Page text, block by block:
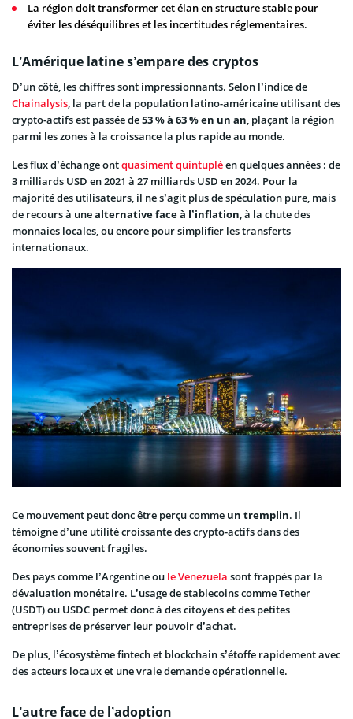
La région doit transformer cet élan en structure stable pour
éviter les déséquilibres et les incertitudes réglementaires.
L’Amérique latine s’empare des cryptos
D’un côté, les chiffres sont impressionnants. Selon l’indice de
Chainalysis, la part de la population latino-américaine utilisant des
crypto-actifs est passée de53 % à 63 % en un an, plaçant la région
parmi les zones à la croissance la plus rapide au monde.
Les flux d’échange ontquasiment quintupléen quelques années : de
3 milliards USD en 2021 à 27 milliards USD en 2024. Pour la
majorité des utilisateurs, il ne s’agit plus de spéculation pure, mais
de recours à unealternative face à l’inflation, à la chute des
monnaies locales, ou encore pour simplifier les transferts
internationaux.
Ce mouvement peut donc être perçu comme un tremplin. Il
témoigne d’une utilité croissante des crypto-actifs dans des
économies souvent fragiles.
Des pays comme l’Argentine ou le Venezuela sont frappés par la
dévaluation monétaire. L’usage de stablecoins comme Tether
(USDT) ou USDC permet donc à des citoyens et des petites
entreprises de préserver leur pouvoir d’achat.
De plus, l’écosystème fintech et blockchain s’étoffe rapidement avec
des acteurs locaux et une vraie demande opérationnelle.
L’autre face de l’adoption